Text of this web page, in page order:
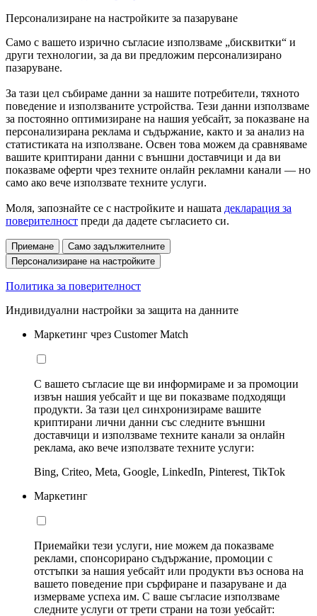
Персонализиране на настройките за пазаруване
Само с вашето изрично съгласие използваме „бисквитки“ и
други технологии, за да ви предложим персонализирано
пазаруване.
За тази цел събираме данни за нашите потребители, тяхното
поведение и използваните устройства. Тези данни използваме
за постоянно оптимизиране на нашия уебсайт, за показване на
персонализирана реклама и съдържание, както и за анализ на
статистиката на използване. Освен това можем да сравняваме
вашите криптирани данни с външни доставчици и да ви
показваме оферти чрез техните онлайн рекламни канали — но
само ако вече използвате техните услуги.
Моля, запознайте се с настройките и нашата декларация за
поверителност преди да дадете съгласието си.
Приемане
Само задължителните
Персонализиране на настройките
Политика за поверителност
Индивидуални настройки за защита на данните
Маркетинг чрез Customer Match
С вашето съгласие ще ви информираме и за промоции
извън нашия уебсайт и ще ви показваме подходящи
продукти. За тази цел синхронизираме вашите
криптирани лични данни със следните външни
доставчици и използваме техните канали за онлайн
реклама, ако вече използвате техните услуги:
Bing, Criteo, Meta, Google, LinkedIn, Pinterest, TikTok
Маркетинг
Приемайки тези услуги, ние можем да показваме
реклами, спонсорирано съдържание, промоции с
отстъпки за нашия уебсайт или продукти въз основа на
вашето поведение при сърфиране и пазаруване и да
измерваме успеха им. С ваше съгласие използваме
следните услуги от трети страни на този уебсайт: